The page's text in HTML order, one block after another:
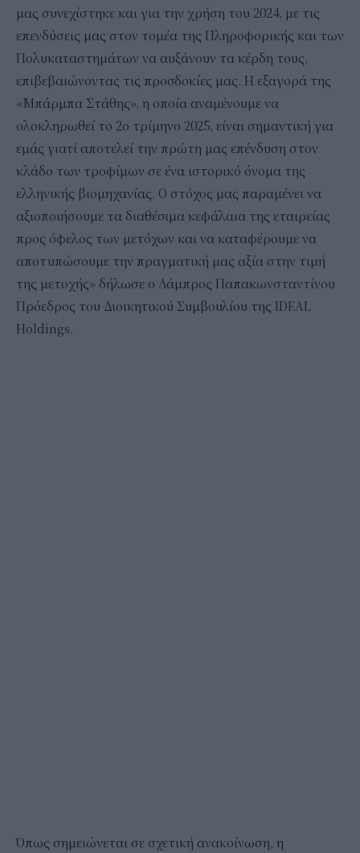
μας συνεχίστηκε και για την χρήση του 2024, με τις
επενδύσεις μας στον τομέα της Πληροφορικής και των
Πολυκαταστημάτων να αυξάνουν τα κέρδη τους,
επιβεβαιώνοντας τις προσδοκίες μας. Η εξαγορά της
«Μπάρμπα Στάθης», η οποία αναμένουμε να
ολοκληρωθεί το 2ο τρίμηνο 2025, είναι σημαντική για
εμάς γιατί αποτελεί την πρώτη μας επένδυση στον
κλάδο των τροφίμων σε ένα ιστορικό όνομα της
ελληνικής βιομηχανίας. Ο στόχος μας παραμένει να
αξιοποιήσουμε τα διαθέσιμα κεφάλαια της εταιρείας
προς όφελος των μετόχων και να καταφέρουμε να
αποτυπώσουμε την πραγματική μας αξία στην τιμή
της μετοχής» δήλωσε ο Λάμπρος Παπακωνσταντίνου
Πρόεδρος του Διοικητικού Συμβουλίου της IDEAL
Holdings.
Όπως σημειώνεται σε σχετική ανακοίνωση, η